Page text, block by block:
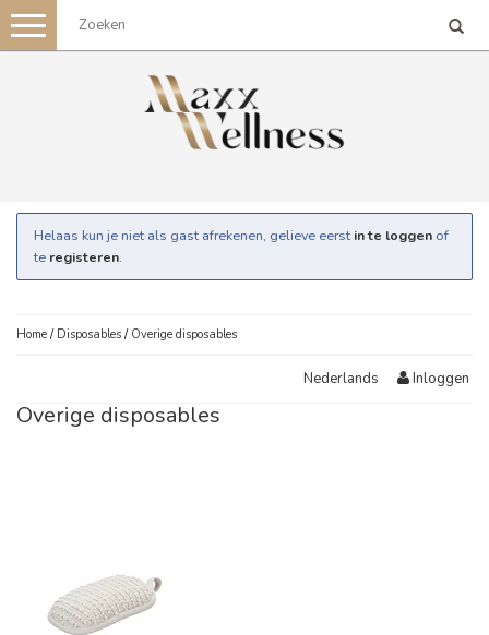
Toggle
navigation
Helaas kun je niet als gast afrekenen, gelieve eerst in te loggen of
te registeren.
Home / Disposables / Overige disposables
Nederlands Inloggen
Overige disposables